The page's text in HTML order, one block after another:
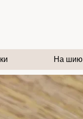
На шию